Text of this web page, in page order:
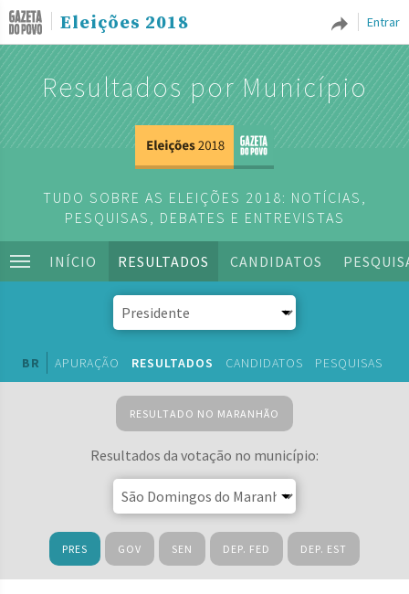
Entrar
Eleições 2018
Resultados por Município
TUDO SOBRE AS ELEIÇÕES 2018: NOTÍCIAS,
PESQUISAS, DEBATES E ENTREVISTAS
INÍCIO RESULTADOS CANDIDATOS
BR APURAÇÃO RESULTADOS CANDIDATOS PESQUISAS
RESULTADO NO MARANHÃO
Resultados da votação no município:
PRES GOV SEN DEP. FED DEP. EST